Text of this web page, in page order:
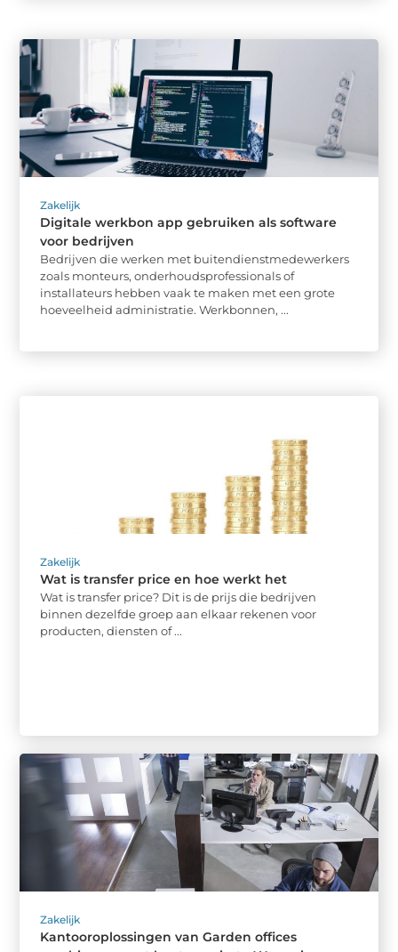
Zakelijk
Digitale werkbon app gebruiken als software
voor bedrijven
Bedrijven die werken met buitendienstmedewerkers
zoals monteurs, onderhoudsprofessionals of
installateurs hebben vaak te maken met een grote
hoeveelheid administratie. Werkbonnen, ...
Zakelijk
Wat is transfer price en hoe werkt het
Wat is transfer price? Dit is de prijs die bedrijven
binnen dezelfde groep aan elkaar rekenen voor
producten, diensten of ...
Zakelijk
Kantooroplossingen van Garden offices